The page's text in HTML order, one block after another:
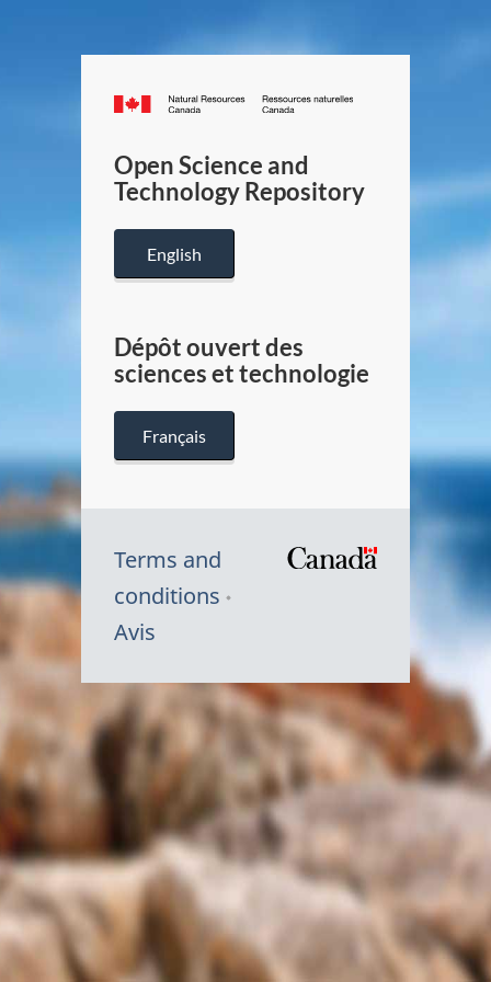
Canada.ca
/
Canada
Open Science and
Technology Repository
English
Dépôt ouvert des
sciences et technologie
Français
Terms and
conditions
Avis
Symbole
du
Canada